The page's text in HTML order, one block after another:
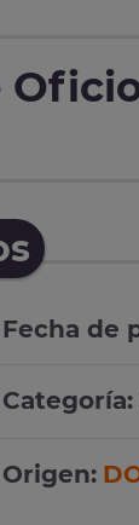
Fecha de
Categoría:
Origen: